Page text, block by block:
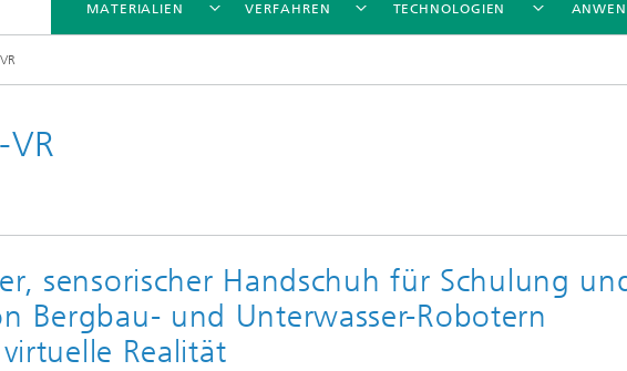
MATERIALIEN VERFAHREN TECHNOLOGIEN
sensorischer Handschuh für Schulung
Bergbau- und Unterwasser-Robotern
Realität